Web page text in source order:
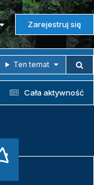
Zarejestruj się
Ten temat
Cała aktywność